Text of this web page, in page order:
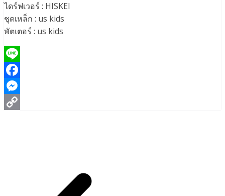
ไดร์ฟเวอร์ : HISKEI
ชุดเหล็ก : us kids
พัตเตอร์ : us kids
Line
Facebook
Messenger